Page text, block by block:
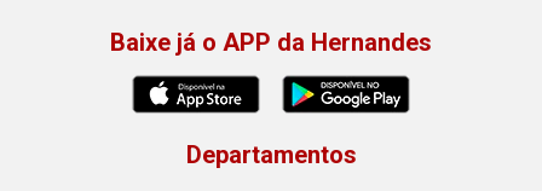
Baixe já o APP da Hernandes
Departamentos